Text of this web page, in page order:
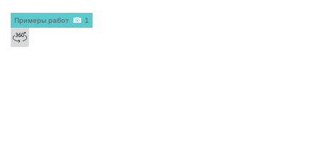
Примеры работ 1